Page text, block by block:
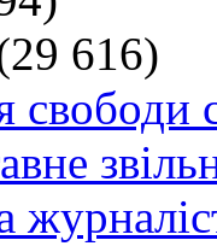
616)